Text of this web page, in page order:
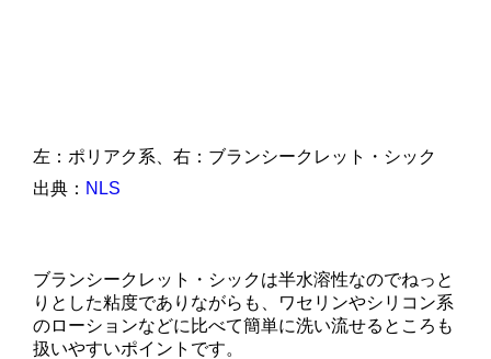
左：ポリアク系、右：ブランシークレット・シック
出典： NLS
ブランシークレット・シックは半水溶性なのでねっと
りとした粘度でありながらも、ワセリンやシリコン系
のローションなどに比べて簡単に洗い流せるところも
扱いやすいポイントです。